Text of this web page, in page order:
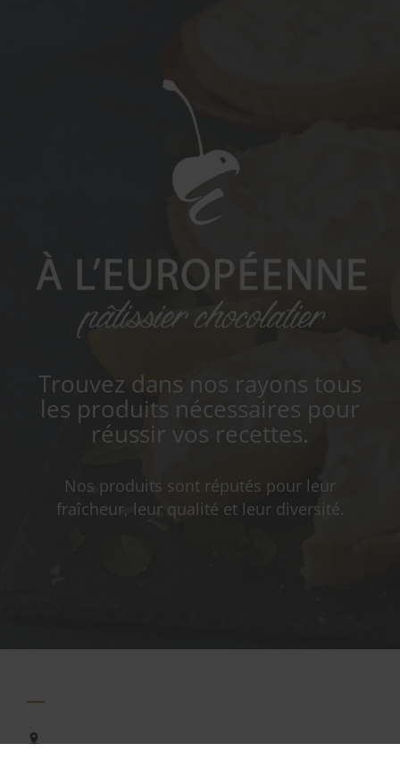
Trouvez dans nos rayons tous
les produits nécessaires pour
réussir vos recettes.
Nos produits sont réputés pour leur
fraîcheur, leur qualité et leur diversité.